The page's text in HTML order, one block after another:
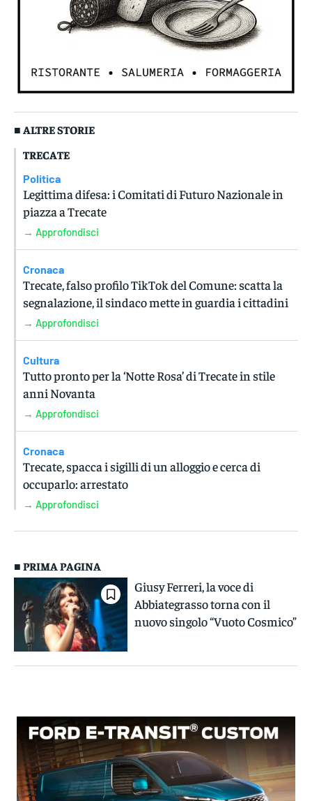
■ ALTRE STORIE
TRECATE
Politica
Legittima difesa: i Comitati di Futuro Nazionale in
piazza a Trecate
→ Approfondisci
Cronaca
Trecate, falso profilo TikTok del Comune: scatta la
segnalazione, il sindaco mette in guardia i cittadini
→ Approfondisci
Cultura
Tutto pronto per la ‘Notte Rosa’ di Trecate in stile
anni Novanta
→ Approfondisci
Cronaca
Trecate, spacca i sigilli di un alloggio e cerca di
occuparlo: arrestato
→ Approfondisci
■ PRIMA PAGINA
Giusy Ferreri, la voce di
Abbiategrasso torna con il
nuovo singolo “Vuoto Cosmico”